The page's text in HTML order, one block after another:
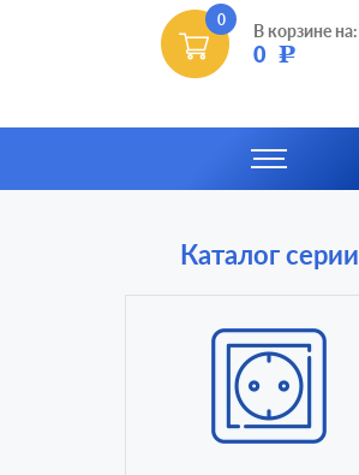
0
В корзине на:
0 Р
Каталог серии